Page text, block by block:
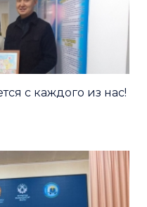
с каждого из нас!